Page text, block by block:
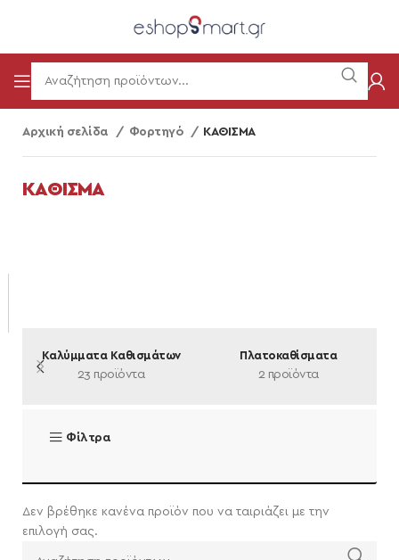
Αρχική σελίδα Φορτηγό ΚΑΘΙΣΜΑ
ΚΑΘΙΣΜΑ
Καλύμματα Καθισμάτων
23 προϊόντα
Πλατοκαθίσματα
2 προϊόντα
Φίλτρα
Δεν βρέθηκε κανένα προϊόν που να ταιριάζει με την
επιλογή σας.